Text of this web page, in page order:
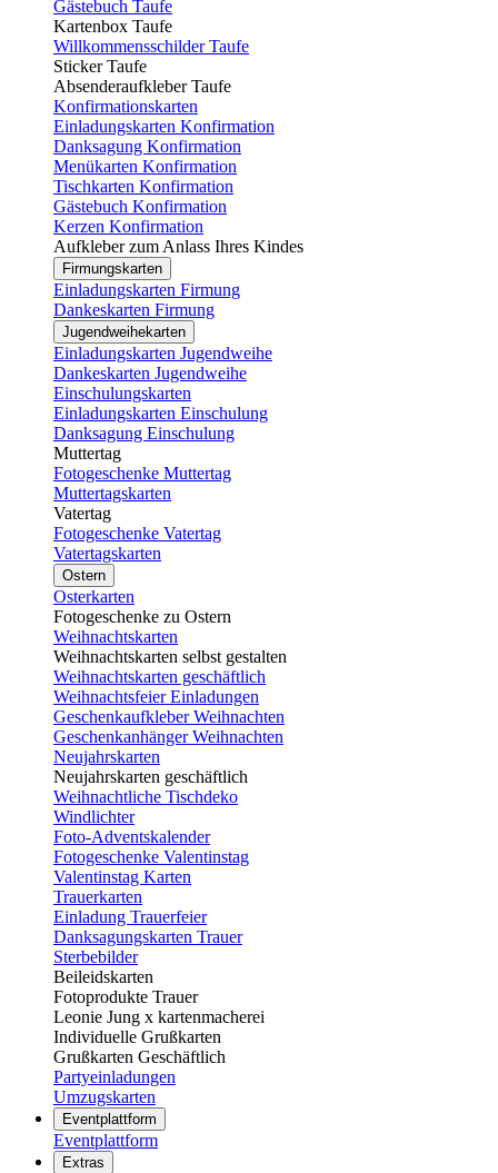
Gästebuch Taufe
Kartenbox Taufe
Willkommensschilder Taufe
Sticker Taufe
Absenderaufkleber Taufe
Konfirmationskarten
Einladungskarten Konfirmation
Danksagung Konfirmation
Menükarten Konfirmation
Tischkarten Konfirmation
Gästebuch Konfirmation
Kerzen Konfirmation
Aufkleber zum Anlass Ihres Kindes
Firmungskarten
Einladungskarten Firmung
Dankeskarten Firmung
Jugendweihekarten
Einladungskarten Jugendweihe
Dankeskarten Jugendweihe
Einschulungskarten
Einladungskarten Einschulung
Danksagung Einschulung
Muttertag
Fotogeschenke Muttertag
Muttertagskarten
Vatertag
Fotogeschenke Vatertag
Vatertagskarten
Ostern
Osterkarten
Fotogeschenke zu Ostern
Weihnachtskarten
Weihnachtskarten selbst gestalten
Weihnachtskarten geschäftlich
Weihnachtsfeier Einladungen
Geschenkaufkleber Weihnachten
Geschenkanhänger Weihnachten
Neujahrskarten
Neujahrskarten geschäftlich
Weihnachtliche Tischdeko
Windlichter
Foto-Adventskalender
Fotogeschenke Valentinstag
Valentinstag Karten
Trauerkarten
Einladung Trauerfeier
Danksagungskarten Trauer
Sterbebilder
Beileidskarten
Fotoprodukte Trauer
Leonie Jung x kartenmacherei
Individuelle Grußkarten
Grußkarten Geschäftlich
Partyeinladungen
Umzugskarten
Eventplattform
Eventplattform
Extras